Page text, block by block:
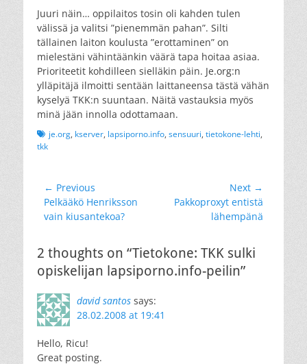
Juuri näin… oppilaitos tosin oli kahden tulen
välissä ja valitsi ”pienemmän pahan”. Silti
tällainen laiton koulusta ”erottaminen” on
mielestäni vähintäänkin väärä tapa hoitaa asiaa.
Prioriteetit kohdilleen sielläkin päin. Je.org:n
ylläpitäjä ilmoitti sentään laittaneensa tästä vähän
kyselyä TKK:n suuntaan. Näitä vastauksia myös
minä jään innolla odottamaan.
Tagsje.org, kserver, lapsiporno.info, sensuuri, tietokone-lehti,
tkk
Artikkelien
selaus
← Previous
Previous
post:
Pelkääkö Henriksson
vain kiusantekoa?
Next →
Pakkoproxyt entistä
lähempänä
2 thoughts on “Tietokone: TKK sulki
opiskelijan lapsiporno.info-peilin”
david santos says:
28.02.2008 at 19:41
Hello, Ricu!
Great posting.